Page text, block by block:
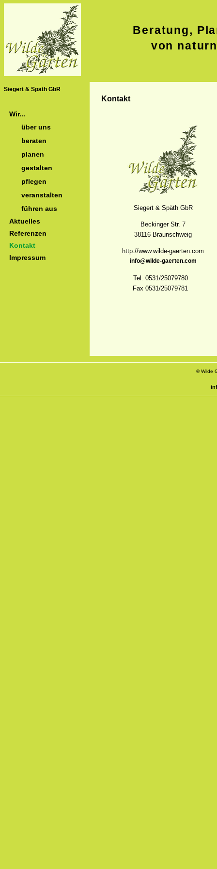
Beratung,
von
Siegert & Späth GbR
Wir...
über uns
beraten
planen
gestalten
pflegen
veranstalten
führen aus
Aktuelles
Referenzen
Kontakt
Impressum
Kontakt
Siegert & Späth GbR
Beckinger Str. 7
38116 Braunschweig
http://www.wilde-gaerten.com
info@wilde-gaerten.com
Tel. 0531/25079780
Fax 0531/25079781
© Wilde